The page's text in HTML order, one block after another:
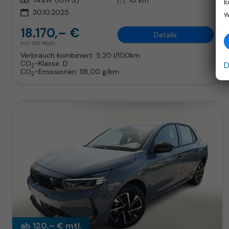
30.10.2025
18.170,– €
incl. 19% MwSt.
Details
Verbrauch kombiniert: 5,20 l/100km
CO2-Klasse: D
CO2-Emissionen: 118,00 g/km
ab 120,– € mtl.